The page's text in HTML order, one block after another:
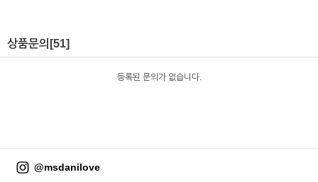
상품문의 [51]
등록된 문의가 없습니다.
@msdanilove